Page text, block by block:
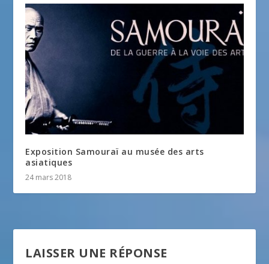
Exposition Samouraï au musée des arts
asiatiques
24 mars 2018
LAISSER UNE RÉPONSE